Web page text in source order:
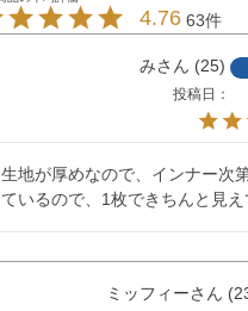
4.76 63
み 25
投稿日
生地が厚めなので、インナー次
ているので、1枚できちんと見え
ミッフィー